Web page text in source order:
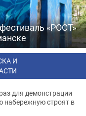
«РОСТ»
И
для демонстрации
набережную строят в